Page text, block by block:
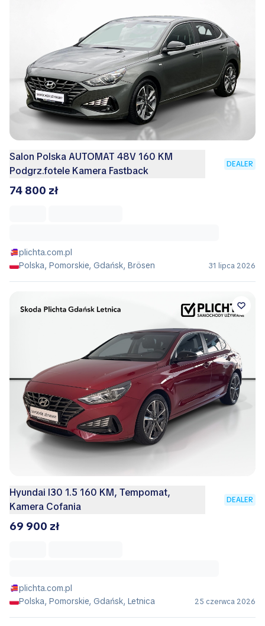
Salon Polska AUTOMAT 48V 160 KM
Podgrz.fotele Kamera Fastback
DEALER
74 800 zł
plichta.com.pl
Polska, Pomorskie, Gdańsk, Brösen
31 lipca 2026
Hyundai I30 1.5 160 KM, Tempomat,
Kamera Cofania
DEALER
69 900 zł
plichta.com.pl
Polska, Pomorskie, Gdańsk, Letnica
25 czerwca 2026